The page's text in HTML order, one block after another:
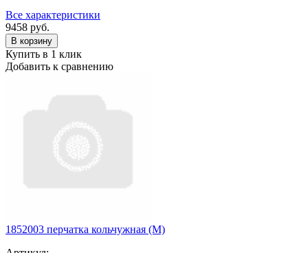
Все характеристики
9458 руб.
В корзину
Купить в 1 клик
Добавить к сравнению
1852003 перчатка кольчужная (M)